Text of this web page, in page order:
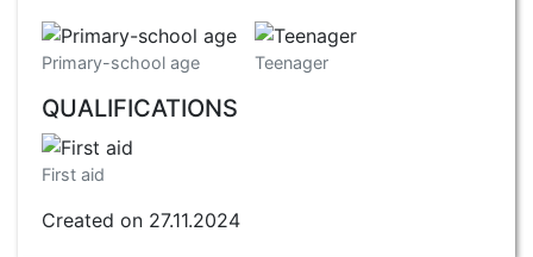
Primary-school age Teenager
QUALIFICATIONS
First aid
Created on 27.11.2024